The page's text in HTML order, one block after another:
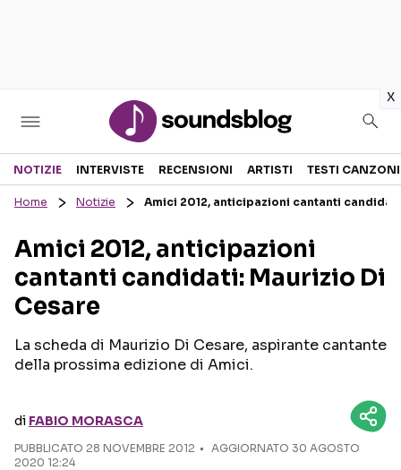
x
Sezioni
RECENSIONI MUSICALI
INTERVISTE
GOSSIP E CURIOSITÀ
TESTI CANZONI
TOUR ED EVENTI
Seguici sui social
NOTIZIE INTERVISTE RECENSIONI ARTISTI TESTI CANZONI
Home Notizie Amici 2012, anticipazioni cantanti
Amici 2012, anticipazioni
cantanti candidati: Maurizio Di
Cesare
La scheda di Maurizio Di Cesare, aspirante cantante
della prossima edizione di Amici.
di FABIO MORASCA
PUBBLICATO 28 NOVEMBRE 2012
AGGIORNATO 30 AGOSTO
2020 12:24